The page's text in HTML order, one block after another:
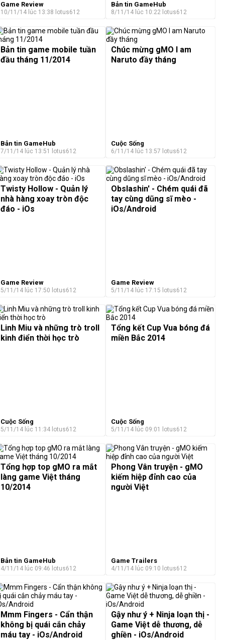
Game Review
10/11/14 lúc 13:38 lotus612
Bản tin GameHub
8/11/14 lúc 10:22 lotus612
Bản tin game mobile tuần
đầu tháng 11/2014
Bản tin GameHub
7/11/14 lúc 13:51 lotus612
Chúc mừng gMO I am
Naruto đầy tháng
Cuộc Sống
6/11/14 lúc 13:57 lotus612
Twisty Hollow - Quản lý
nhà hàng xoay tròn độc
đáo - iOs
Game Review
5/11/14 lúc 17:50 lotus612
Obslashin' - Chém quái đã
tay cùng dũng sĩ mèo -
iOs/Android
Game Review
5/11/14 lúc 17:15 lotus612
Linh Miu và những trò troll
kinh điển thời học trò
Cuộc Sống
5/11/14 lúc 11:34 lotus612
Tổng kết Cup Vua bóng đá
miền Bắc 2014
Cuộc Sống
5/11/14 lúc 09:01 lotus612
Tổng hợp top gMO ra mắt
làng game Việt tháng
10/2014
Bản tin GameHub
4/11/14 lúc 09:46 lotus612
Phong Vân truyện - gMO
kiếm hiệp đỉnh cao của
người Việt
Game Trailers
4/11/14 lúc 09:10 lotus612
Mmm Fingers - Cẩn thận
không bị quái cắn chảy
máu tay - iOs/Android
Gậy như ý + Ninja loạn thị -
Game Việt dễ thương, dễ
ghiền - iOs/Android